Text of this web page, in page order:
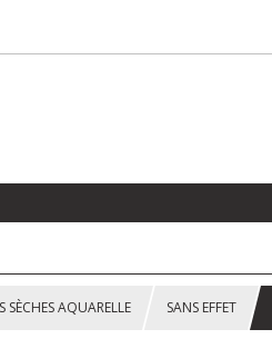
SÈCHES AQUARELLE SANS EFFET